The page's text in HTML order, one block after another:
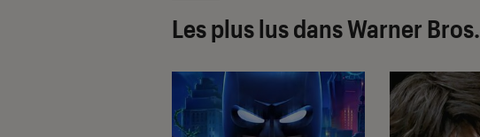
Les plus lus dans Warner Bros.